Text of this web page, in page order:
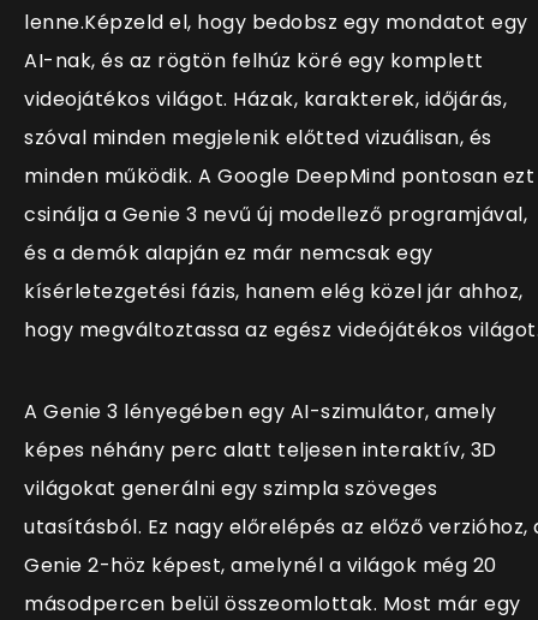
lenne.Képzeld el, hogy bedobsz egy mondatot egy
AI-nak, és az rögtön felhúz köré egy komplett
videojátékos világot. Házak, karakterek, időjárás,
szóval minden megjelenik előtted vizuálisan, és
minden működik. A Google DeepMind pontosan ezt
csinálja a Genie 3 nevű új modellező programjával,
és a demók alapján ez már nemcsak egy
kísérletezgetési fázis, hanem elég közel jár ahhoz,
hogy megváltoztassa az egész videójátékos
A Genie 3 lényegében egy AI-szimulátor, amely
képes néhány perc alatt teljesen interaktív, 3D
világokat generálni egy szimpla szöveges
utasításból. Ez nagy előrelépés az előző verzióhoz,
Genie 2-höz képest, amelynél a világok még 20
másodpercen belül összeomlottak. Most már egy